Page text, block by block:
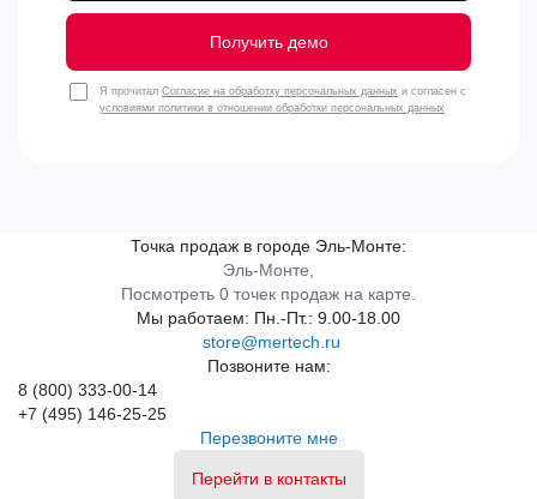
Получить демо
Я прочитал Согласие на обработку персональных данных и согласен с
условиями политики в отношении обработки персональных данных
Точка продаж в городе Эль-Монте:
Эль-Монте,
Посмотреть 0 точек продаж на карте.
Мы работаем: Пн.-Пт.: 9.00-18.00
store@mertech.ru
Позвоните нам:
8 (800) 333-00-14
+7 (495) 146-25-25
Перезвоните мне
Перейти в контакты